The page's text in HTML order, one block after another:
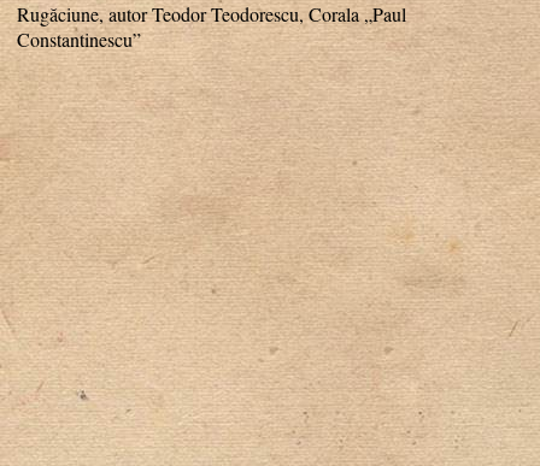
Rugăciune, autor Teodor Teodorescu, Corala „Paul
Constantinescu”